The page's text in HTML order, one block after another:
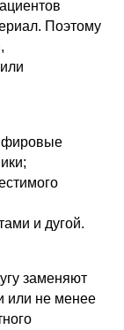
Поэтому
и дугой.
заменяют
или не менее